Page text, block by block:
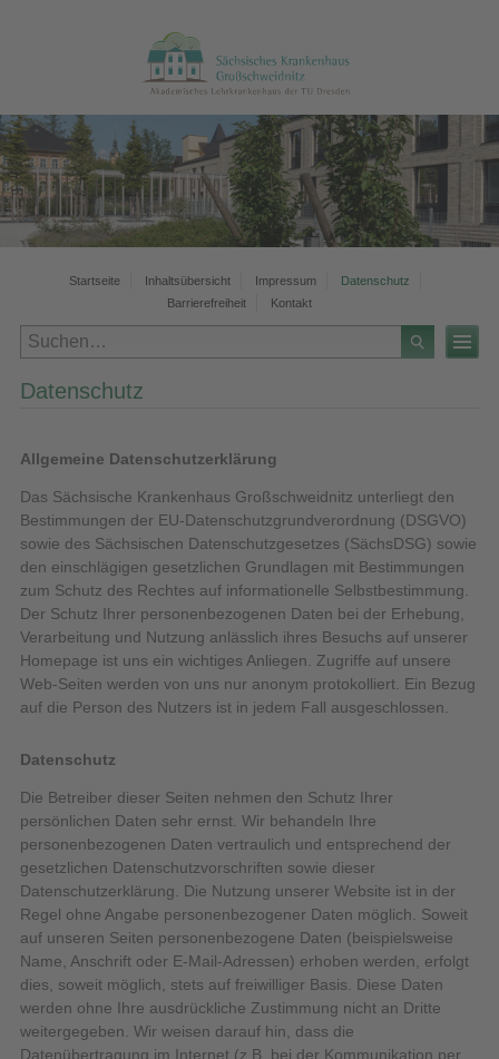
Startseite Inhaltsübersicht Impressum
Datenschutz
Barrierefreiheit
Kontakt
Datenschutz
Allgemeine Datenschutzerklärung
Das Sächsische Krankenhaus Großschweidnitz unterliegt den
Bestimmungen der EU-Datenschutzgrundverordnung (DSGVO)
sowie des Sächsischen Datenschutzgesetzes (SächsDSG) sowie
den einschlägigen gesetzlichen Grundlagen mit Bestimmungen
zum Schutz des Rechtes auf informationelle Selbstbestimmung.
Der Schutz Ihrer personenbezogenen Daten bei der Erhebung,
Verarbeitung und Nutzung anlässlich ihres Besuchs auf unserer
Homepage ist uns ein wichtiges Anliegen. Zugriffe auf unsere
Web-Seiten werden von uns nur anonym protokolliert. Ein Bezug
auf die Person des Nutzers ist in jedem Fall ausgeschlossen.
Datenschutz
Die Betreiber dieser Seiten nehmen den Schutz Ihrer
persönlichen Daten sehr ernst. Wir behandeln Ihre
personenbezogenen Daten vertraulich und entsprechend der
gesetzlichen Datenschutzvorschriften sowie dieser
Datenschutzerklärung. Die Nutzung unserer Website ist in der
Regel ohne Angabe personenbezogener Daten möglich. Soweit
auf unseren Seiten personenbezogene Daten (beispielsweise
Name, Anschrift oder E-Mail-Adressen) erhoben werden, erfolgt
dies, soweit möglich, stets auf freiwilliger Basis. Diese Daten
werden ohne Ihre ausdrückliche Zustimmung nicht an Dritte
weitergegeben. Wir weisen darauf hin, dass die
Datenübertragung im Internet (z.B. bei der Kommunikation per